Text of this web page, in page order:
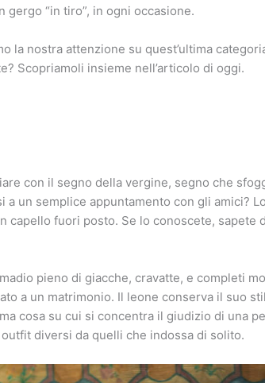
gergo “in tiro”, in ogni occasione.
la nostra attenzione su quest’ultima
Scopriamoli insieme nell’articolo di oggi.
con il segno della vergine, segno che
a un semplice appuntamento con gli amici?
capello fuori posto. Se lo conoscete, sapete
pieno di giacche, cravatte, e completi
a un matrimonio. Il leone conserva il suo
cosa su cui si concentra il giudizio di una
diversi da quelli che indossa di solito.